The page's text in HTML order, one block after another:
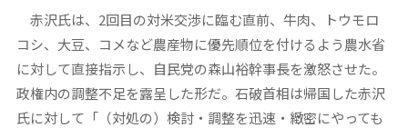
赤沢氏は、2回目の対米交渉に臨む直前、牛肉、トウモロ
コシ、大豆、コメなど農産物に優先順位を付けるよう農水省
に対して直接指示し、自民党の森山裕幹事長を激怒させた。
政権内の調整不足を露呈した形だ。石破首相は帰国した赤沢
氏に対して「（対処の）検討・調整を迅速・緻密にやっても